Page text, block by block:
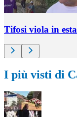
Tifosi viola in
I più visti di